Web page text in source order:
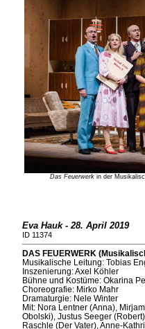
Das Feuerwerk in der
Eva Hauk - 28. April 2019
ID 11374
DAS FEUERWERK
Musikalische Leitung: Tobias
Inszenierung: Axel Köhler
Bühne und Kostüme: Okarina
Choreografie: Mirko Mahr
Dramaturgie: Nele Winter
Mit: Nora Lentner (Anna),
Obolski), Justus Seeger
Raschle (Der Vater), Anne-